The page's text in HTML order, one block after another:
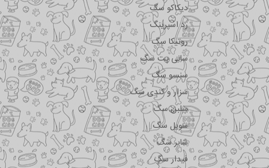
دیکاکو سگ
رد اسپرینگ
روتیکا سگ
سانی پت سگ
سنسو سگ
سزار و کندی سگ
سلبن سگ
سویل سگ
شایر سگ
فیدار سگ